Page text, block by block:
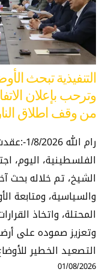
التنفيذية تبحث
وترحب بإعلان
من وقف اطلاق
رام
الفلسطينية، اليوم،
الشيخ، تم خلاله بحث
والسياسية، ومتابعة
المحتلة، واتخاذ
وتعزيز صموده على
التصعيد الخطير
01/08/2026